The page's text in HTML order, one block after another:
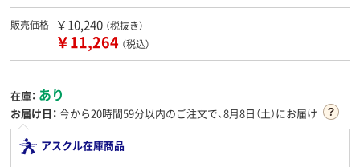
販売価格 ￥10,240 （税抜き）
￥11,264 （税込）
在庫： あり
お届け日： 今から20時間59分以内のご注文で、8月8日（土）にお届け
アスクル在庫商品